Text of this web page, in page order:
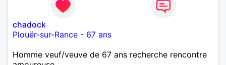
chadock
Plouër-sur-Rance - 67 ans
Homme veuf/veuve de 67 ans recherche rencontre